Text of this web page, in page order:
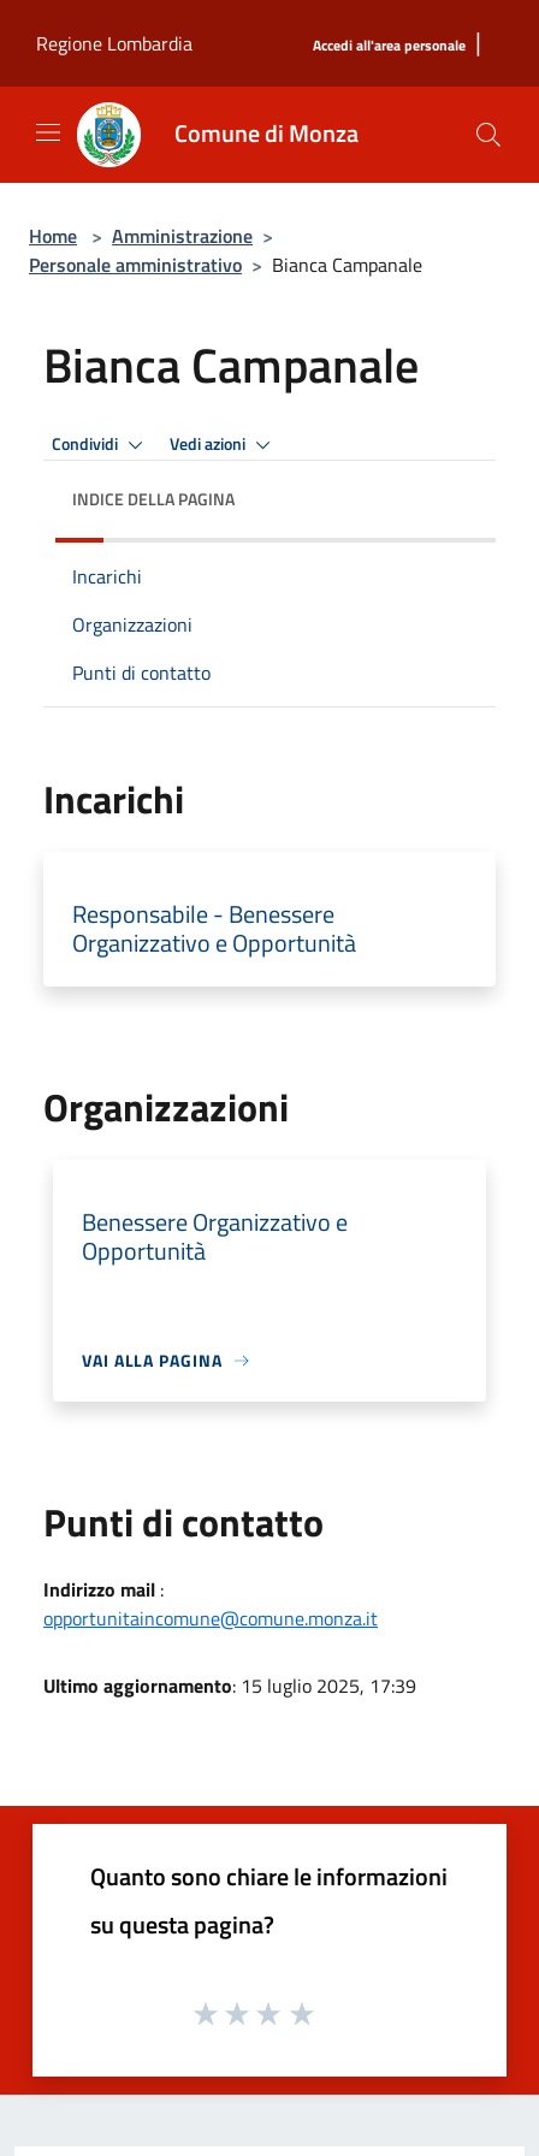
Regione Lombardia
Accedi all'area personale |
Comune di Monza
Home > Amministrazione >
Personale amministrativo > Bianca Campanale
Bianca Campanale
Condividi Vedi azioni
INDICE DELLA PAGINA
Incarichi
Organizzazioni
Punti di contatto
Incarichi
Responsabile - Benessere
Organizzativo e Opportunità
Organizzazioni
Benessere Organizzativo e
Opportunità
VAI ALLA PAGINA
Punti di contatto
Indirizzo mail :
opportunitaincomune@comune.monza.it
Ultimo aggiornamento: 15 luglio 2025, 17:39
Quanto sono chiare le informazioni
su questa pagina?